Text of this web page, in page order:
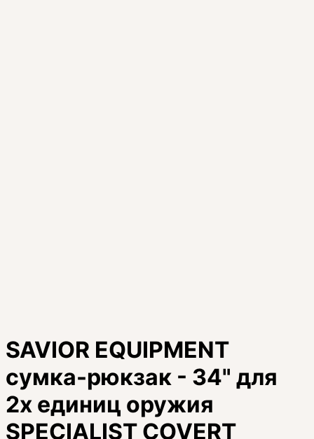
SAVIOR EQUIPMENT
сумка-рюкзак - 34" для
2х единиц оружия
SPECIALIST COVERT